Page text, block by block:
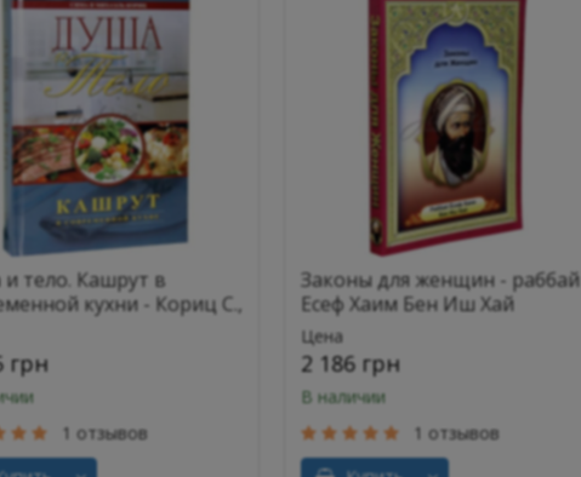
тело. Кашрут в
кухни - Кориц С.,
М.
грн
1 отзывов
Законы для женщин - раббай
Есеф Хаим Бен Иш Хай
Цена
2 186 грн
В наличии
1 отзывов